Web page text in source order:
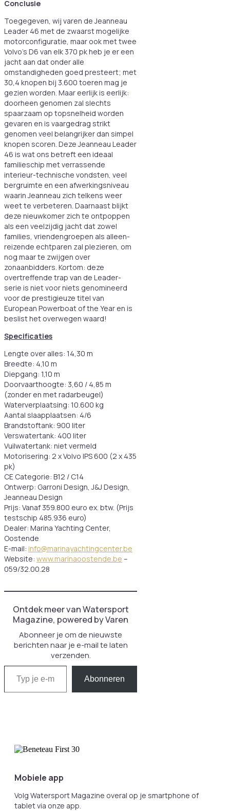
Conclusie
Toegegeven, wij varen de Jeanneau
Leader 46 met de zwaarst mogelijke
motorconfiguratie, maar ook met twee
Volvo’s D6 van elk 370 pk heb je er een
jacht aan dat onder alle
omstandigheden goed presteert; met
30,4 knopen bij 3.600 toeren mag je
gezien worden. Maar eerlijk is eerlijk:
doorheen genomen zal slechts
spaarzaam op topsnelheid worden
gevaren en is vaargedrag strikt
genomen veel belangrijker dan simpel
knopen scoren. Deze Jeanneau Leader
46 is wat ons betreft een ideaal
familieschip met verrassende
interieur-technische vondsten, veel
bergruimte en een afwerkingsniveau
waarin Jeanneau zich telkens weer
weet te verbeteren. Daarnaast blijkt
deze nieuwkomer zich te ontpoppen
als een veelzijdig jacht dat zowel
families, vriendengroepen als alleen-
reizende echtparen zal plezieren, om
nog maar te zwijgen over
zonaanbidders. Kortom: deze
overtreffende trap van de Leader-
serie is niet voor niets genomineerd
voor de prestigieuze titel van
European Powerboat of the Year en is
beslist het overwegen waard!
Specificaties
Lengte over alles: 14,30 m
Breedte: 4,10 m
Diepgang: 1,10 m
Doorvaarthoogte: 3,60 / 4,85 m
(zonder en met radarbeugel)
Waterverplaatsing: 10.600 kg
Aantal slaapplaatsen: 4/6
Brandstoftank: 900 liter
Verswatertank: 400 liter
Vuilwatertank: niet vermeld
Motorisering: 2 x Volvo IPS 600 (2 x 435
pk)
CE Categorie: B12 / C14
Ontwerp: Garroni Design, J&J Design,
Jeanneau Design
Prijs: Vanaf 359.800 euro ex. btw. (Prijs
testschip 485.936 euro)
Dealer: Marina Yachting Center,
Oostende
E-mail: info@marinayachtingcenter.be
Website: www.marinaoostende.be –
059/32.00.28
Ontdek meer van Watersport
Magazine, powered by Varen
Abonneer je om de nieuwste
berichten naar je e-mail te laten
verzenden.
Typ je e-mail...
Abonneren
Mobiele app
Volg Watersport Magazine overal op je smartphone of
tablet via onze app.